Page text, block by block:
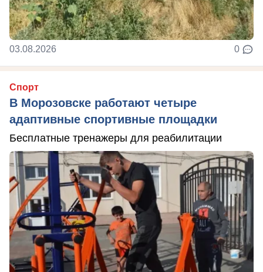
03.08.2026 0
Спорт
В Морозовске работают четыре
адаптивные спортивные площадки
Бесплатные тренажеры для реабилитации